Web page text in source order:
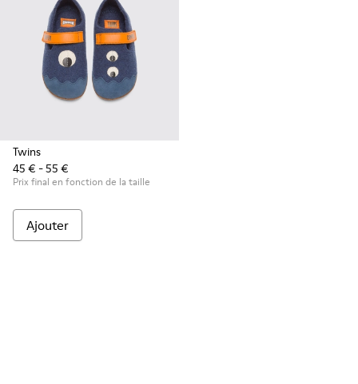
Twins
45 € - 55 €
Prix final en fonction de la taille
Ajouter